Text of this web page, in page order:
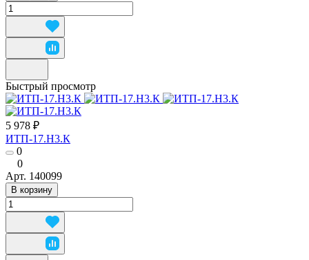
Быстрый просмотр
5 978 ₽
ИТП-17.Н3.К
0
0
Арт. 140099
В корзину